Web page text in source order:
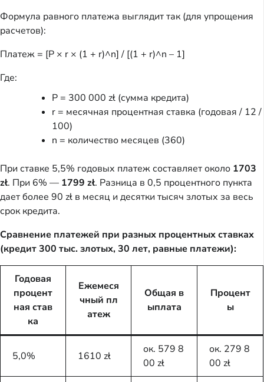
Формула равного платежа выглядит так (для упрощения
расчетов):
Платеж = [P × r × (1 + r)^n] / [(1 + r)^n – 1]
Где:
P = 300 000 zł (сумма кредита)
r = месячная процентная ставка (годовая / 12 /
100)
n = количество месяцев (360)
При ставке 5,5% годовых платеж составляет около 1703
zł. При 6% — 1799 zł. Разница в 0,5 процентного пункта
дает более 90 zł в месяц и десятки тысяч злотых за весь
срок кредита.
Сравнение платежей при разных процентных ставках
(кредит 300 тыс. злотых, 30 лет, равные платежи):
Годовая
процент
ная став
ка
Ежемеся
чный пл
атеж
Общая в
ыплата
Процент
ы
5,0% 1610 zł
ок. 579 8
00 zł
ок. 279 8
00 zł